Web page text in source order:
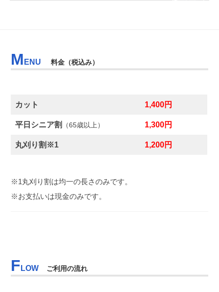
M ENU 料金（税込み）
カット 1,400円
平日シニア割 （65歳以上） 1,300円
丸刈り割※1 1,200円
※1丸刈り割は均一の長さのみです。
※お支払いは現金のみです。
F LOW ご利用の流れ